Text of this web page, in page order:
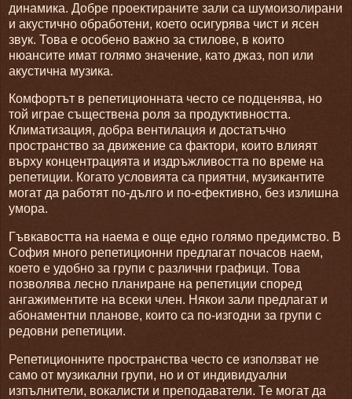
динамика. Добре проектираните зали са шумоизолирани
и акустично обработени, което осигурява чист и ясен
звук. Това е особено важно за стилове, в които
нюансите имат голямо значение, като джаз, поп или
акустична музика.
Комфортът в репетиционната често се подценява, но
той играе съществена роля за продуктивността.
Климатизация, добра вентилация и достатъчно
пространство за движение са фактори, които влияят
върху концентрацията и издръжливостта по време на
репетиции. Когато условията са приятни, музикантите
могат да работят по-дълго и по-ефективно, без излишна
умора.
Гъвкавостта на наема е още едно голямо предимство. В
София много репетиционни предлагат почасов наем,
което е удобно за групи с различни графици. Това
позволява лесно планиране на репетиции според
ангажиментите на всеки член. Някои зали предлагат и
абонаментни планове, които са по-изгодни за групи с
редовни репетиции.
Репетиционните пространства често се използват не
само от музикални групи, но и от индивидуални
изпълнители, вокалисти и преподаватели. Те могат да